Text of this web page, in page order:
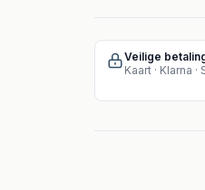
Veilige
Kaart · Klarna ·